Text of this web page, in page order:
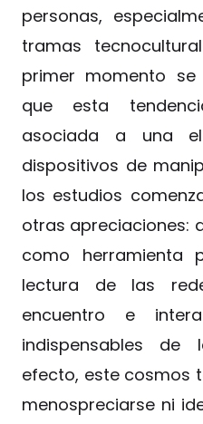
personas,
tramas
primer momento
que esta
asociada a una
dispositivos de
los estudios
otras apreciaciones:
como herramienta
lectura de las
encuentro e
indispensables de
efecto, este cosmos
menospreciarse ni